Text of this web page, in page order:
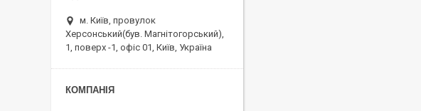
м. Київ, провулок
Херсонський(був. Магнітогорський),
1, поверх -1, офіс 01, Київ, Україна